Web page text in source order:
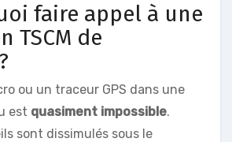
faire appel à une
TSCM de
ou un traceur GPS dans une
est quasiment impossible.
sont dissimulés sous le